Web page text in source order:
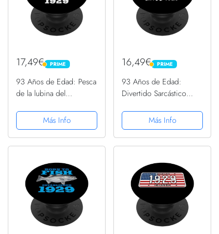
17,49€ PRIME
PRIME
93 Años de Edad: Pesca
de la lubina del
Cumpleaños PopSockets
PopGrip Intercambiable
Más Info
16,49€ PRIME
PRIME
93 Años de Edad:
Divertido Sarcástico
Cumpleaños PopSockets
PopGrip Intercambiable
Más Info